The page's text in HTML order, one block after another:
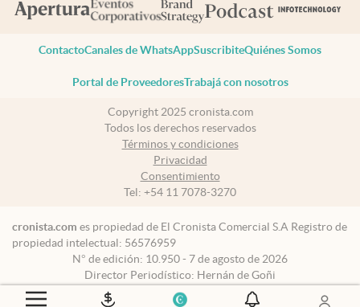
ContactoCanales de WhatsAppSuscribiteQuiénes Somos
Portal de ProveedoresTrabajá con nosotros
Copyright 2025 cronista.com
Todos los derechos reservados
Términos y condiciones
Privacidad
Consentimiento
Tel: +54 11 7078-3270
cronista.com es propiedad de El Cronista Comercial S.A Registro de
propiedad intelectual: 56576959
N° de edición: 10.950 - 7 de agosto de 2026
Director Periodístico: Hernán de Goñi